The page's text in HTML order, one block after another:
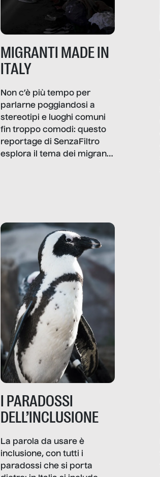
MIGRANTI MADE IN
ITALY
Non c’è più tempo per
parlarne poggiandosi a
stereotipi e luoghi comuni
fin troppo comodi: questo
reportage di SenzaFiltro
esplora il tema dei migranti
ripensano.
I PARADOSSI
DELL’INCLUSIONE
La parola da usare è
inclusione, con tutti i
paradossi che si porta